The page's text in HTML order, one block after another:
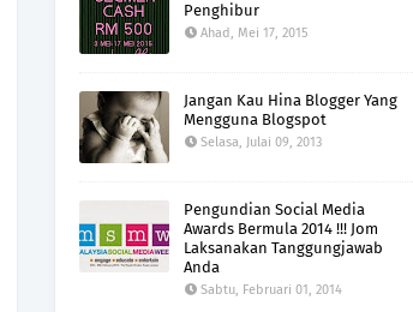
Penghibur
Ahad, Mei 17, 2015
Jangan Kau Hina Blogger Yang
Mengguna Blogspot
Selasa, Julai 09, 2013
Pengundian Social Media
Awards Bermula 2014 !!! Jom
Laksanakan Tanggungjawab
Anda
Sabtu, Februari 01, 2014